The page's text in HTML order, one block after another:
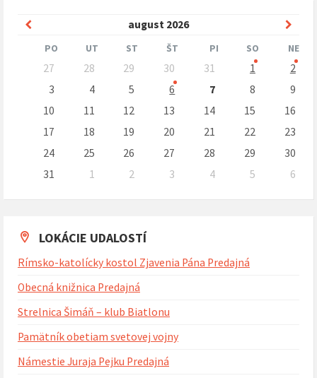
august 2026
Predchádzajúci
mesiac
PO UT ST ŠT PI SO NE
Preskočit
kalendárne
27 28 29 30 31 1
2
3
4 5 6 7 8
9
10
11 12 13 14 15
16
17
18 19 20 21 22
23
24
25 26 27 28 29
30
31
1 2 3 4 5
6
na
dni
LOKÁCIE UDALOSTÍ
Rímsko-katolícky kostol Zjavenia Pána Predajná
Obecná knižnica Predajná
Strelnica Šimáň – klub Biatlonu
Pamätník obetiam svetovej vojny
Námestie Juraja Pejku Predajná